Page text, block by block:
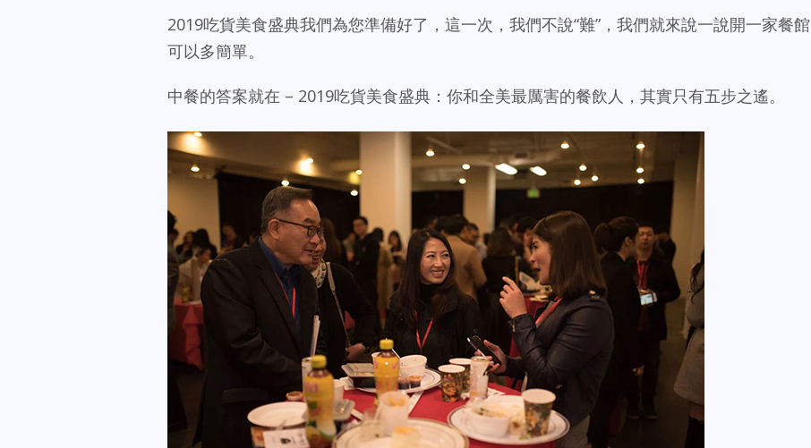
2019吃貨美食盛典我們為您準備好了，這一次，我們不說“難”，我們就來說一說開一家餐館
可以多簡單。
中餐的答案就在 – 2019吃貨美食盛典：你和全美最厲害的餐飲人，其實只有五步之遙。